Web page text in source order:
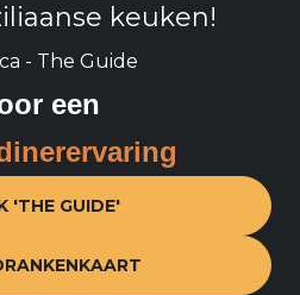
keuken!
een
'THE GUIDE'